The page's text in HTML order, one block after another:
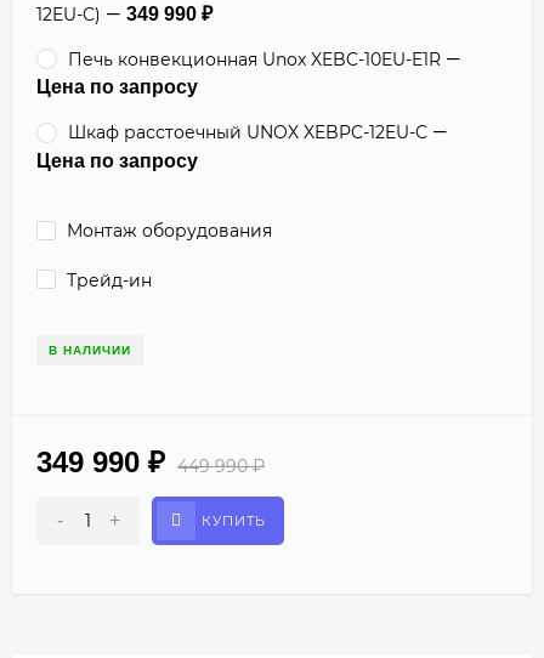
12EU-C)
349 990 ₽
Печь конвекционная Unox XEBC-10EU-E1R
Цена по запросу
Шкаф расстоечный UNOX XEBPC-12EU-C
Цена по запросу
Монтаж оборудования
Трейд-ин
В НАЛИЧИИ
349 990 ₽ 449 990₽
- + КУПИТЬ